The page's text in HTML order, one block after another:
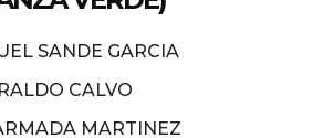
SANDE GARCIA
CALVO
MARTINEZ